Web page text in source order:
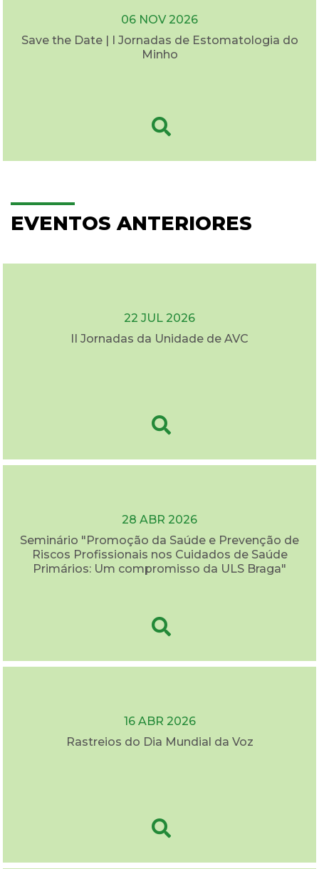
06 NOV 2026
Save the Date | I Jornadas de Estomatologia do
Minho
EVENTOS ANTERIORES
22 JUL 2026
II Jornadas da Unidade de AVC
28 ABR 2026
Seminário "Promoção da Saúde e Prevenção de
Riscos Profissionais nos Cuidados de Saúde
Primários: Um compromisso da ULS Braga"
16 ABR 2026
Rastreios do Dia Mundial da Voz